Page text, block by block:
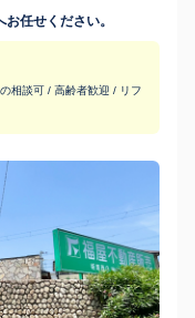
任せください。
相談可 / 高齢者歓迎 / リフ